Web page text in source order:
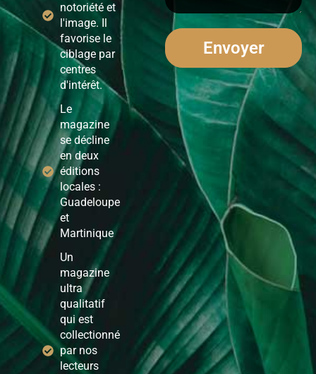
notoriété et
l'image. Il
favorise le
ciblage par
centres
d'intérêt.
Le
magazine
se décline
en deux
éditions
locales :
Guadeloupe
et
Martinique
Un
magazine
ultra
qualitatif
qui est
collectionné
par nos
lecteurs
Envoyer